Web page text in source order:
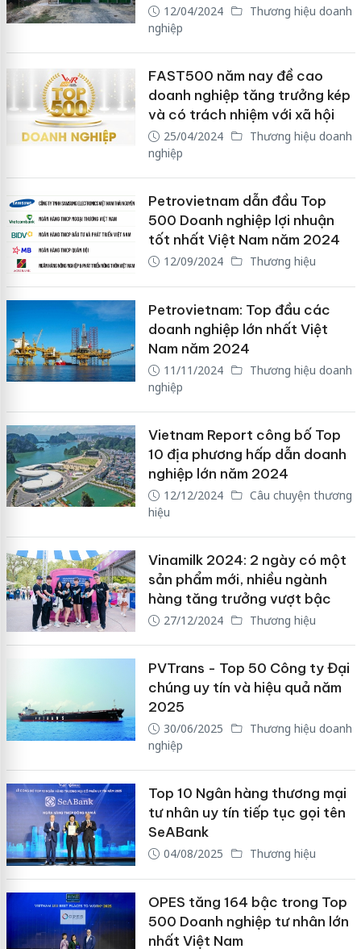
12/04/2024
Thương hiệu doanh
nghiệp
FAST500 năm nay đề cao
doanh nghiệp tăng trưởng kép
và có trách nhiệm với xã hội
25/04/2024
Thương hiệu doanh
nghiệp
Petrovietnam dẫn đầu Top
500 Doanh nghiệp lợi nhuận
tốt nhất Việt Nam năm 2024
12/09/2024 Thương hiệu
Petrovietnam: Top đầu các
doanh nghiệp lớn nhất Việt
Nam năm 2024
11/11/2024
Thương hiệu doanh
nghiệp
Vietnam Report công bố Top
10 địa phương hấp dẫn doanh
nghiệp lớn năm 2024
12/12/2024
Câu chuyện thương
hiệu
Vinamilk 2024: 2 ngày có một
sản phẩm mới, nhiều ngành
hàng tăng trưởng vượt bậc
27/12/2024 Thương hiệu
PVTrans - Top 50 Công ty Đại
chúng uy tín và hiệu quả năm
2025
30/06/2025
Thương hiệu doanh
nghiệp
Top 10 Ngân hàng thương mại
tư nhân uy tín tiếp tục gọi tên
SeABank
04/08/2025 Thương hiệu
OPES tăng 164 bậc trong Top
500 Doanh nghiệp tư nhân lớn
nhất Việt Nam